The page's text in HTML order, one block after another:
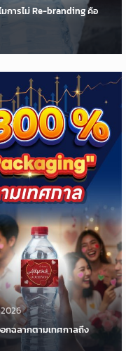
มการไม่ Re-branding คือ
กฉลากตามเทศกาลถึง